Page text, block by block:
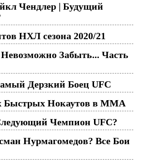
Чендлер | Будущий
НХЛ сезона 2020/21
Забыть... Часть
Дерзкий Боец UFC
Быстрых Нокаутов в ММА
Чемпион UFC?
Нурмагомедов? Все Бои